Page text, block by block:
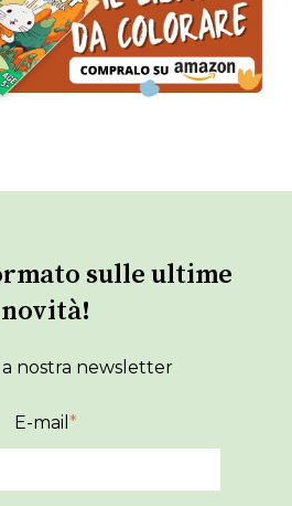
sulle ultime
novità!
nostra newsletter
E-mail *